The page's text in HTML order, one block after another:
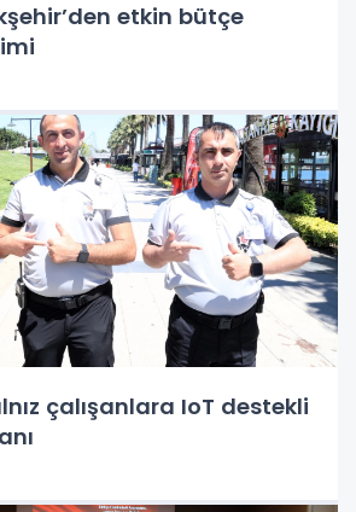
etkin bütçe
çalışanlara IoT destekli